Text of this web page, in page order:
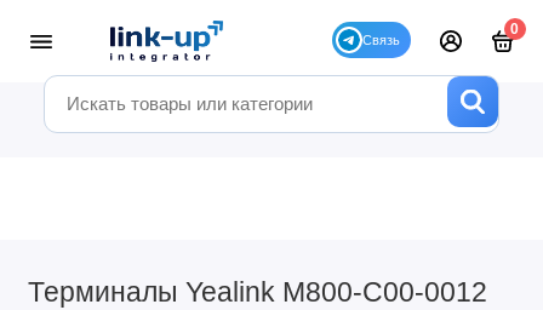
0
Терминалы Yealink M800-C00-0012